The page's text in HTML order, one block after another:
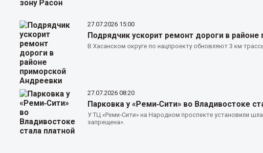
27.07.2026 15:00
Подрядчик ускорит ремонт дороги в
В Хасанском округе по нацпроекту обновляют 3 км
27.07.2026 08:20
Парковка у «Реми‑Сити» во Владивостоке
У ТЦ «Реми‑Сити» на Народном проспекте установили
запрещена».